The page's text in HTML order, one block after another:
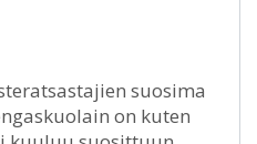
suosima
on kuten